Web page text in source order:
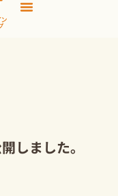
しました。